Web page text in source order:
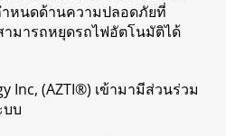
หนดด้านความปลอดภัยที่
ามารถหยุดรถไฟอัตโนมัติได้
Inc, (AZTI®) เข้ามามีส่วนร่วม
บบ